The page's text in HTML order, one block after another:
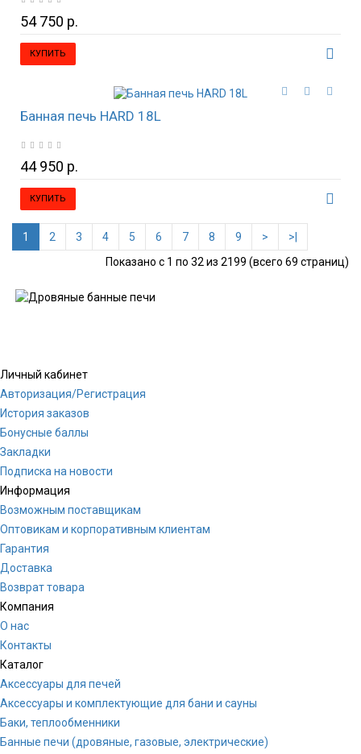
54 750 р.
КУПИТЬ
Банная печь HARD 18L
44 950 р.
КУПИТЬ
1 2 3 4 5 6 7 8 9 >
>|
Показано с 1 по 32 из 2199 (всего 69 страниц)
Личный кабинет
Авторизация/Регистрация
История заказов
Бонусные баллы
Закладки
Подписка на новости
Информация
Возможным поставщикам
Оптовикам и корпоративным клиентам
Гарантия
Доставка
Возврат товара
Компания
О нас
Контакты
Каталог
Аксессуары для печей
Аксессуары и комплектующие для бани и сауны
Баки, теплообменники
Банные печи (дровяные, газовые, электрические)